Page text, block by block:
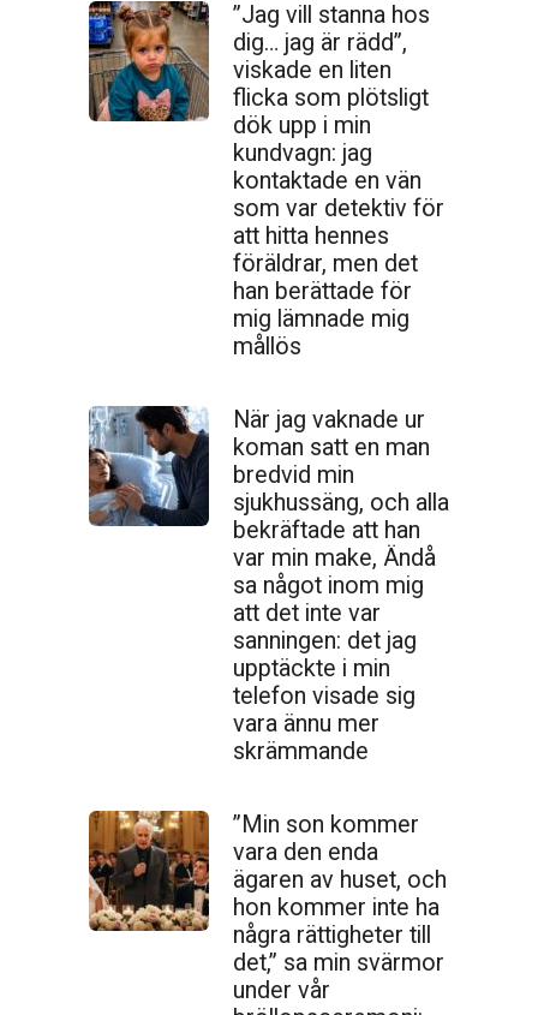
”Jag vill stanna hos
dig… jag är rädd”,
viskade en liten
flicka som plötsligt
dök upp i min
kundvagn: jag
kontaktade en vän
som var detektiv för
att hitta hennes
föräldrar, men det
han berättade för
mig lämnade mig
mållös
När jag vaknade ur
koman satt en man
bredvid min
sjukhussäng, och alla
bekräftade att han
var min make, Ändå
sa något inom mig
att det inte var
sanningen: det jag
upptäckte i min
telefon visade sig
vara ännu mer
skrämmande
”Min son kommer
vara den enda
ägaren av huset, och
hon kommer inte ha
några rättigheter till
det,” sa min svärmor
under vår